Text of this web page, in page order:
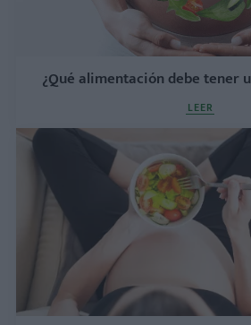
¿Qué alimentación debe tener
LEER